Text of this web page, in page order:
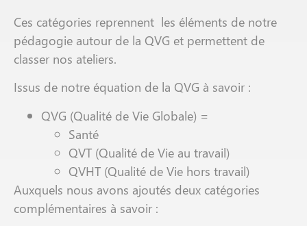
Ces catégories reprennent les éléments de notre
pédagogie autour de la QVG et permettent de
classer nos ateliers.
Issus de notre équation de la QVG à savoir :
QVG (Qualité de Vie Globale) =
Santé
QVT (Qualité de Vie au travail)
QVHT (Qualité de Vie hors travail)
Auxquels nous avons ajoutés deux catégories
complémentaires à savoir :